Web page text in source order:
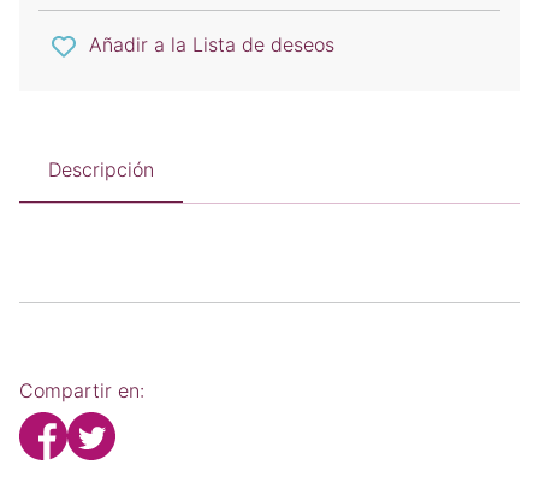
Añadir a la Lista de deseos
Descripción
Compartir en: